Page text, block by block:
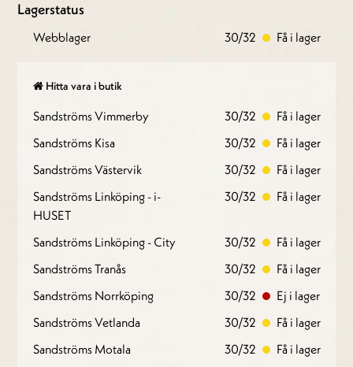
Lagerstatus
Webblager 30/32 Få i lager
Hitta vara i butik
Sandströms Vimmerby 30/32
Få i lager
Sandströms Kisa
30/32
Få i lager
Sandströms Västervik
30/32
Få i lager
Sandströms Linköping - i-
HUSET
30/32 Få i lager
Sandströms Linköping - City 30/32
Få i lager
Sandströms Tranås
30/32
Få i lager
Sandströms Norrköping
30/32
Ej i lager
Sandströms Vetlanda
30/32
Få i lager
Sandströms Motala
30/32
Få i lager